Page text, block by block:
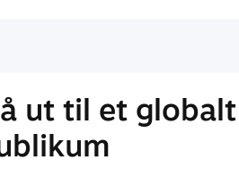
ut til et globalt